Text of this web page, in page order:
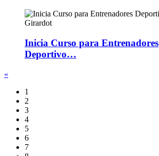
Inicia Curso para Entrenadores
Deportivo…
«
1
2
3
4
5
6
7